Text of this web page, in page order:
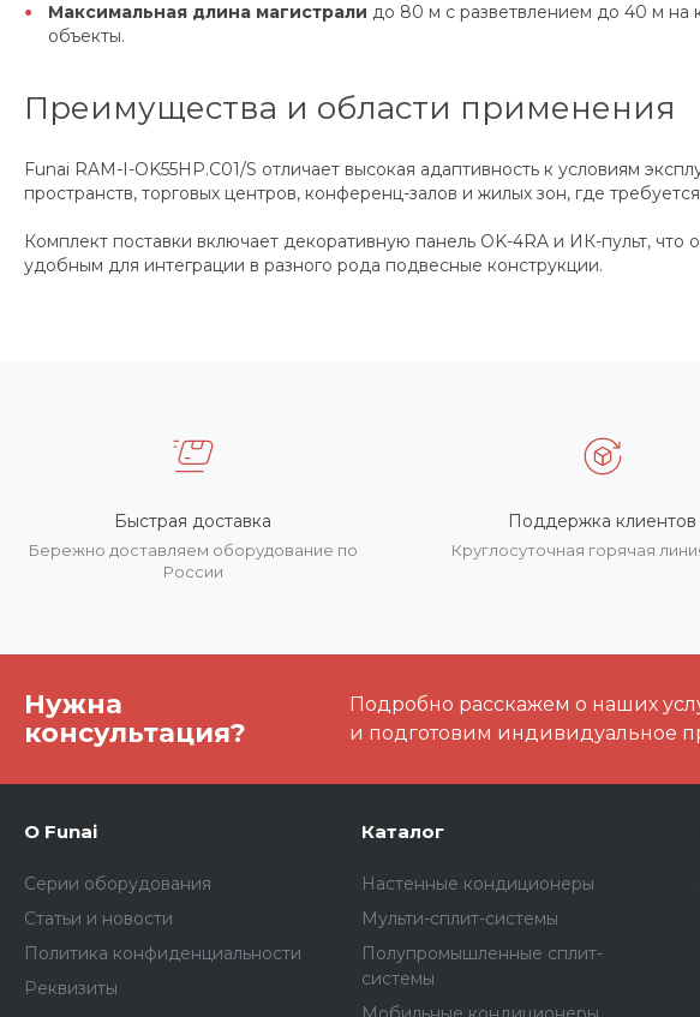
Максимальная длина магистрали до 80 м с разветвлением до 40 м на
объекты.
Преимущества и области применения
Funai RAM-I-OK55HP.C01/S отличает высокая адаптивность к условиям
пространств, торговых центров, конференц-залов и жилых зон, где
Комплект поставки включает декоративную панель OK-4RA и ИК-пульт,
удобным для интеграции в разного рода подвесные конструкции.
Быстрая доставка
Бережно доставляем оборудование по
России
Поддержка клиентов
Круглосуточная горячая
Нужна
консультация?
Подробно расскажем о наших
и подготовим индивидуальное
О Funai
Серии оборудования
Статьи и новости
Политика конфиденциальности
Реквизиты
Каталог
Настенные кондиционеры
Мульти-сплит-системы
Полупромышленные сплит-
системы